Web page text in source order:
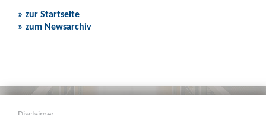
» zur Startseite
» zum Newsarchiv